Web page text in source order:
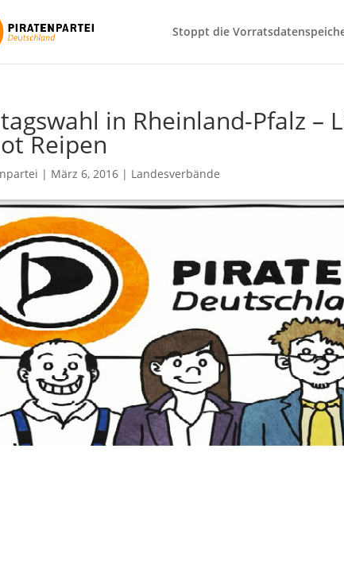
Stoppt die
in Rheinland-Pfalz –
Reipen
| März 6, 2016 | Landesverbände